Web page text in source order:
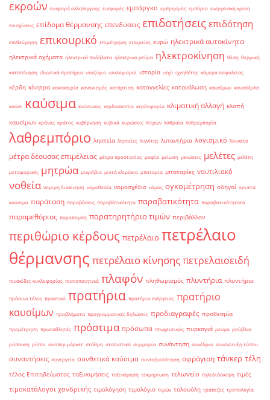
εκροών εισφορά αλληλεγγύης εισφορές εμπάργκο εμπρησμός εμπόριο ενεργειακή κρίση
ενισχύσεις επίδομα θέρμανσης επενδύσεις επιδοτήσεις επιδότηση
επιθεώρηση επικουρικό επιμέτρηση εταιρείες ευρώ ηλεκτρικά αυτοκίνητα
ηλεκτρικά οχήματα ηλεκτρικά ποδήλατα ηλεκτρικό ρεύμα ηλεκτροκίνηση θέση θερμική
καταπόνηση ιδιωτικά πρατήρια ισοζύγιο ισολογισμοί ιστορία ισχύ ιχνηθέτης κάμερα ασφαλείας
κέρδη κίνητρα κακοκαιρία κανονισμός κατάρτιση καταγγελίες κατανάλωση καυσίμων καυσόξυλα
καύσι καύσιμα καύσωνας κερδοσκοπία κερδοφορία κλιματική αλλαγή κλοπή
καυσίμων κράνος κράτος κυβέρνηση κυβικά κυρώσεις λίτρων λαθραία λαθρεμπορία
λαθρεμπόριο ληστεία ληστείες λιγνίτης λιπαντήρια λογισμικό λουκέτο
μέτρα δέουσας επιμέλειας μέτρα προστασίας μαφία μείωση μειώσεις μελέτες μελέτη
μεταφορικές μητρώα μικρόβια μικτά κλιμάκια μπαταρία μπαταρίες ναυτιλιακό
νοθεία νομιμη διακίνηση νομοθεσία νομοσχέδιο νόμος ογκομέτρηση οδηγοί ορυκτά
καύσιμα παράταση παραβάσεις παραβάτικότητα παραβατικότητα παραβατικότητατα
παραμεθόριος παραπομπή παρατηρητήριο τιμών περιβάλλον
περιθώριο κέρδους πετρέλαιο πετρέλαιο
θέρμανσης πετρέλαιο κίνησηςπετρελαιοειδή
πινακίδες κυκλοφορίας πιστοποιητικά πλαφόν πληθωρισμός πλυντήρια πλυντήριο
πράσινο τέλος πρακτικό πρατήρια πρατήριο ενέργειας πρατήριο
καυσίμων προβλήματα προγραμματικές δηλώσεις προδιαγραφές προθεσμία
προμέτρηση πρωταθλητές πρόστιμα πρόσωπα πτωχευτικός πυρκαγιά ρεύμα ρούβλια
ρύπανση ρύποι σούπερ μάρκετ στάθμη στατιστικά συμμορία συνάντηση συνέδριο συνέντευξη τύπου
συναντήσεις συνεργεία συνθετικά καύσιμα συνταξιοδότηση σφράγιση τάνκερ τέλη
τέλος Επιτηδεύματος ταξινομήσεις ταξινόμηση τεκμηρίωση τελωνείο τηλεδιάσκεψη τιμές
τιμοκατάλογοι χονδρικής τιμολόγηση τιμολόγιο τιμών τολουόλη τράπεζες τροπολογία